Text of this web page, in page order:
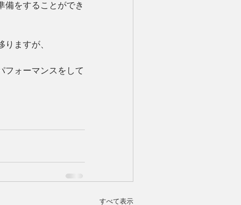
備をすることができ
ますが、
フォーマンスをして
すべて表示